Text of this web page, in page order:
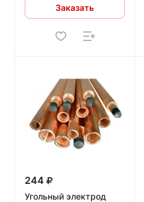
Заказать
244
Угольный электрод